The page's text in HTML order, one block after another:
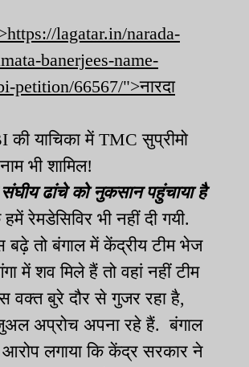
lagatar.in/narada-
banerjees-name-
petition/66567/">नारदा
याचिका में TMC सुप्रीमो
भी शामिल!
ढांचे को नुकसान पहुंचाया है
रेमडेसिविर भी नहीं दी गयी.
बढ़े तो बंगाल में केंद्रीय टीम भेज
में शव मिले हैं तो वहां नहीं टीम
वक्त बुरे दौर से गुजर रहा है,
अप्रोच अपना रहे हैं. बंगाल
लगाया कि केंद्र सरकार ने